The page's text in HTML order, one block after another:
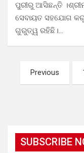
ପୁରୀରୁ ଆସିଛନ୍ତି
ସେବାୟତ ସହଯୋଗ
ଗୁରୁତ୍ୱ ରହିଛି।…
Posts
pagination
Previous
SUBSCRIBE